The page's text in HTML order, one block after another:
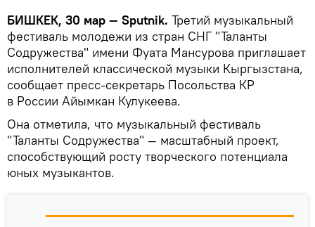
БИШКЕК, 30 мар — Sputnik. Третий музыкальный
фестиваль молодежи из стран СНГ "Таланты
Содружества" имени Фуата Мансурова приглашает
исполнителей классической музыки Кыргызстана,
сообщает пресс-секретарь Посольства КР
в России Айымкан Кулукеева.
Она отметила, что музыкальный фестиваль
"Таланты Содружества" — масштабный проект,
способствующий росту творческого потенциала
юных музыкантов.